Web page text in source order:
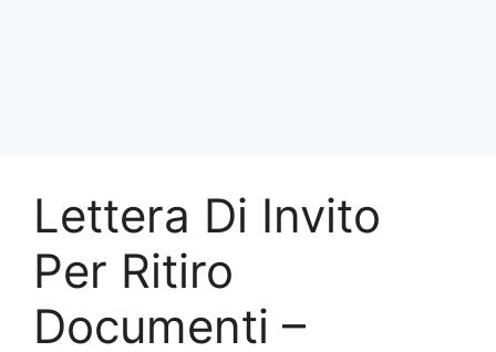
Lettera Di Invito
Per Ritiro
Documenti –